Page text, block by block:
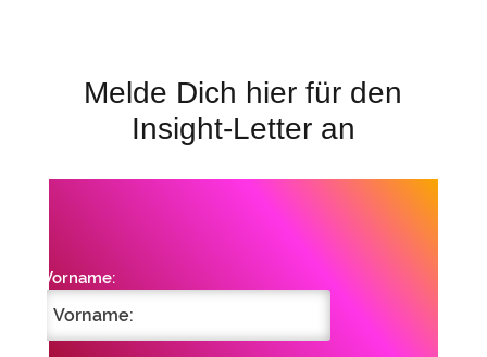
Melde Dich hier für den
Insight-Letter an
Vorname: